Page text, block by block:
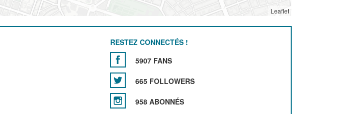
Leaflet
RESTEZ CONNECTÉS !
5907 FANS
665 FOLLOWERS
958 ABONNÉS